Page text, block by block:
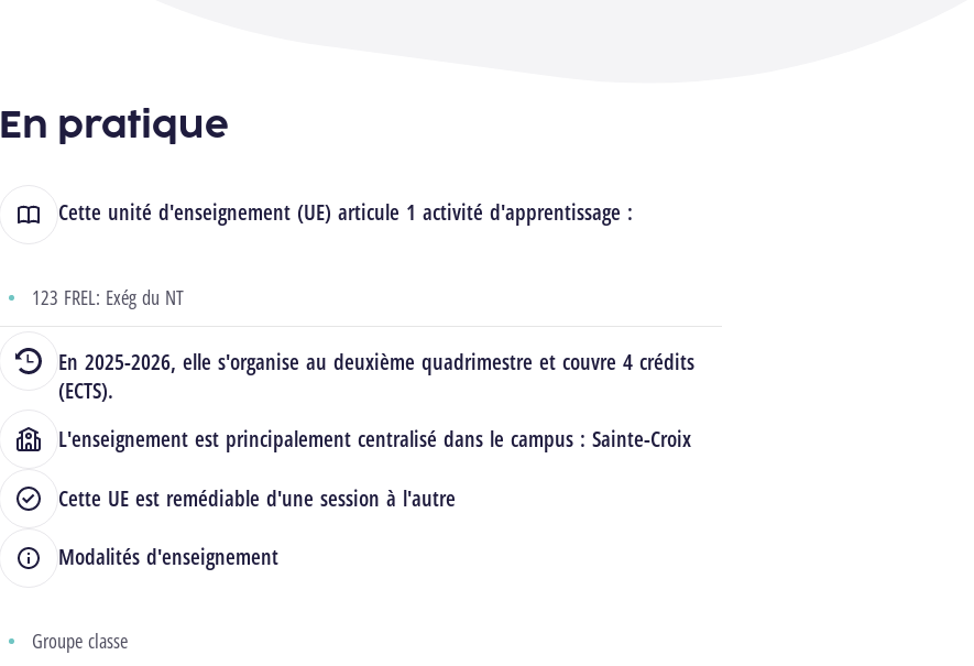
En pratique
Cette unité d'enseignement (UE) articule 1 activité d'apprentissage :
123 FREL: Exég du NT
En 2025-2026, elle s'organise au deuxième quadrimestre et couvre 4 crédits
(ECTS).
L'enseignement est principalement centralisé dans le campus :Sainte-Croix
Cette UE est remédiable d'une session à l'autre
Modalités d'enseignement
Groupe classe